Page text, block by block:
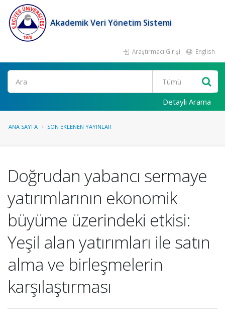
Akademik Veri Yönetim Sistemi
Araştırmacı Girişi English
Ara
Detaylı Arama
ANA SAYFA SON EKLENEN YAYINLAR
Doğrudan yabancı sermaye
yatırımlarının ekonomik
büyüme üzerindeki etkisi:
Yeşil alan yatırımları ile satın
alma ve birleşmelerin
karşılaştırması